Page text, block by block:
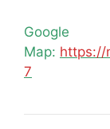
Google
Map: https://
7